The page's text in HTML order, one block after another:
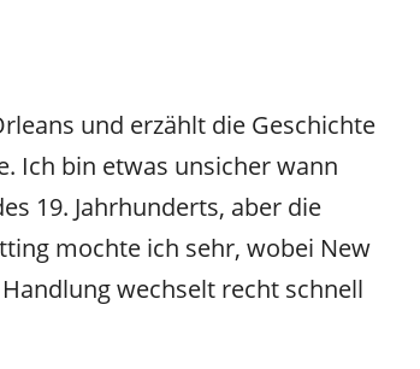
und erzählt die Geschichte
Ich bin etwas unsicher wann
19. Jahrhunderts, aber die
mochte ich sehr, wobei New
wechselt recht schnell